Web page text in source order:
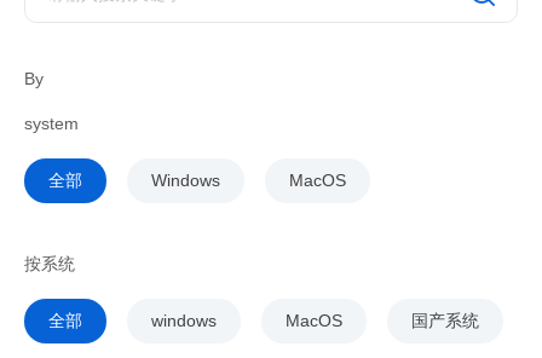
软件下载
By
system
全部 Windows MacOS
按系统
全部 windows MacOS 国产系统